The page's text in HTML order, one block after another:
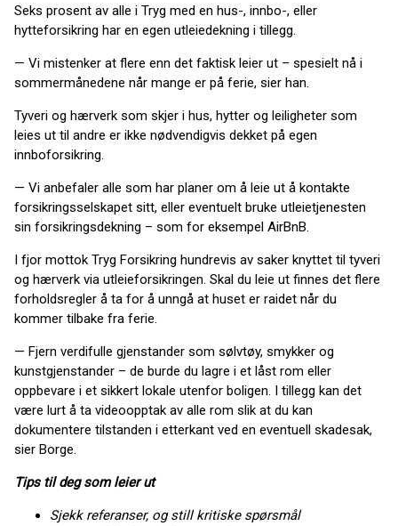
Seks prosent av alle i Tryg med en hus-, innbo-, eller
hytteforsikring har en egen utleiedekning i tillegg.
— Vi mistenker at flere enn det faktisk leier ut – spesielt nå i
sommermånedene når mange er på ferie, sier han.
Tyveri og hærverk som skjer i hus, hytter og leiligheter som
leies ut til andre er ikke nødvendigvis dekket på egen
innboforsikring.
— Vi anbefaler alle som har planer om å leie ut å kontakte
forsikringsselskapet sitt, eller eventuelt bruke utleietjenesten
sin forsikringsdekning – som for eksempel AirBnB.
I fjor mottok Tryg Forsikring hundrevis av saker knyttet til tyveri
og hærverk via utleieforsikringen. Skal du leie ut finnes det flere
forholdsregler å ta for å unngå at huset er raidet når du
kommer tilbake fra ferie.
— Fjern verdifulle gjenstander som sølvtøy, smykker og
kunstgjenstander – de burde du lagre i et låst rom eller
oppbevare i et sikkert lokale utenfor boligen. I tillegg kan det
være lurt å ta videoopptak av alle rom slik at du kan
dokumentere tilstanden i etterkant ved en eventuell skadesak,
sier Borge.
Tips til deg som leier ut
Sjekk referanser, og still kritiske spørsmål